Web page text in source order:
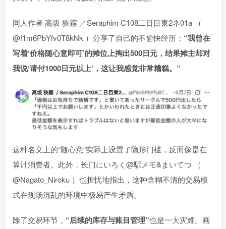
同人作者 高坂 狭霧 ／Seraphim C108二日目東2ネ01a （
@f1m6PbYfv0T8kNk ）分享了自己的不愉快经历： “我曾在
写着‘价格随心意即可’的摊位上掏出500日元，结果摊主却对
我说‘请付1000日元以上’，这让我感觉非常糟糕。”
这种名义上的“随心意”实际上设置了隐形门槛，反而像是在
算计消费者。此外，长门にいろく@駅メモ&まいてつ （
@Nagato_Niroku ）也担忧地指出，这种含糊不清的交易模
式在现场混乱的环境中极易产生矛盾。
除了交易环节， “后续的库存与账目管理”也是一大灾难。画